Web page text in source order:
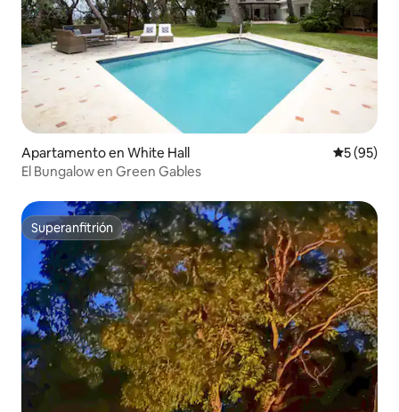
Apartamento en White Hall
5 (95)
El Bungalow en Green Gables
Superanfitrión
Superanfitrión